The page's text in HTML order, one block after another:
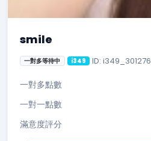
smile
一對多等待中 i349 ID: i349_301276
一對多點數
一對一點數
滿意度評分